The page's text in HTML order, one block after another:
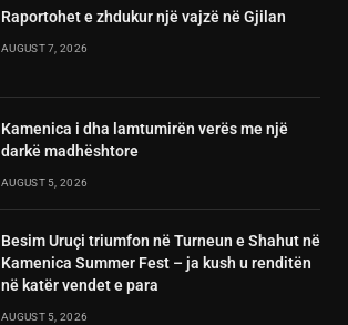
Raportohet e zhdukur një vajzë në Gjilan
AUGUST 7, 2026
Kamenica i dha lamtumirën verës me një
darkë madhështore
AUGUST 5, 2026
Besim Uruçi triumfon në Turneun e Shahut në
Kamenica Summer Fest – ja kush u renditën
në katër vendet e para
AUGUST 5, 2026